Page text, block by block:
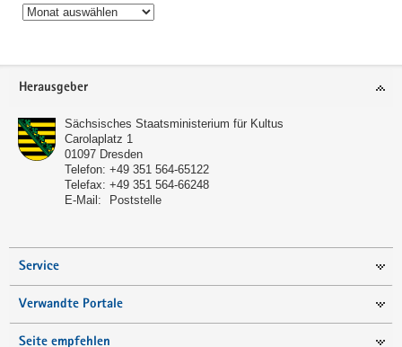
Archiv
Service
Herausgeber
Sächsisches Staatsministerium für Kultus
Carolaplatz 1
01097 Dresden
Telefon: +49 351 564-65122
Telefax: +49 351 564-66248
E-Mail:
Poststelle
Service
Verwandte Portale
Seite empfehlen